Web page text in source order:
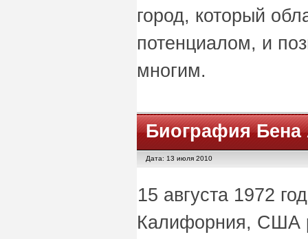
город, который
потенциалом, и
многим.
Биография
Дата: 13 июля 2010
15 августа 1972
Калифорния, США